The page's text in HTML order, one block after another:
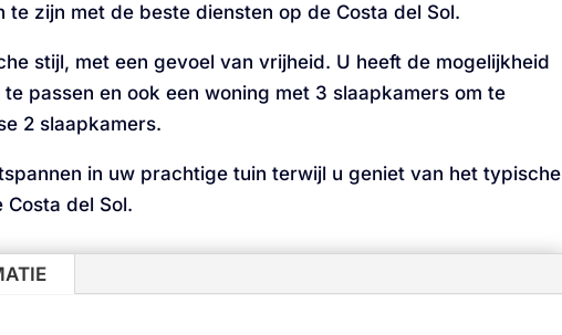
zijn met de beste diensten op de Costa del Sol.
stijl, met een gevoel van vrijheid. U heeft de mogelijkheid
passen en ook een woning met 3 slaapkamers om te
2 slaapkamers.
in uw prachtige tuin terwijl u geniet van het typische
del Sol.